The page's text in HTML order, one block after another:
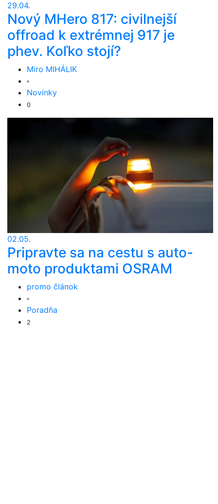
29.04.
Nový MHero 817: civilnejší
offroad k extrémnej 917 je
phev. Koľko stojí?
Miro MIHÁLIK
Novinky
0
02.05.
Pripravte sa na cestu s auto-
moto produktami OSRAM
promo článok
Poradňa
2